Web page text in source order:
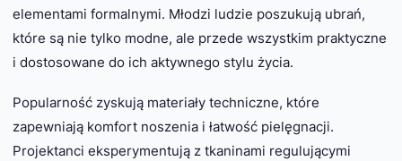
elementami formalnymi. Młodzi ludzie poszukują ubrań,
które są nie tylko modne, ale przede wszystkim praktyczne
i dostosowane do ich aktywnego stylu życia.
Popularność zyskują materiały techniczne, które
zapewniają komfort noszenia i łatwość pielęgnacji.
Projektanci eksperymentują z tkaninami regulującymi